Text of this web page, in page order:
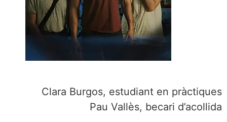
Clara Burgos, estudiant en pràctiques
Pau Vallès, becari d’acollida